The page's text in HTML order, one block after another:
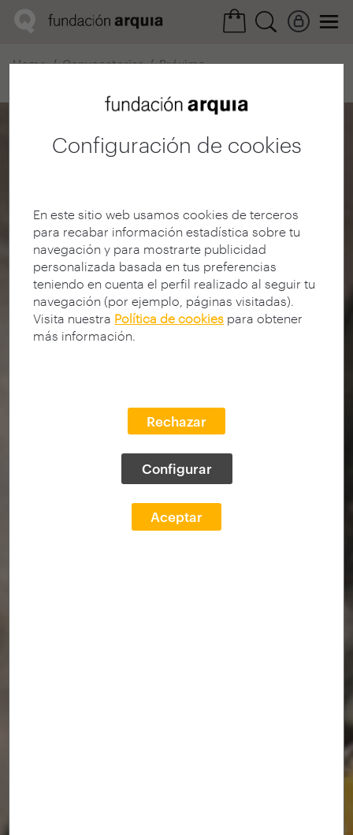
Configuración de cookies
En este sitio web usamos cookies de terceros
para recabar información estadística sobre tu
navegación y para mostrarte publicidad
personalizada basada en tus preferencias
teniendo en cuenta el perfil realizado al seguir tu
navegación (por ejemplo, páginas visitadas).
Visita nuestra Política de cookies para obtener
más información.
Rechazar
Configurar
Aceptar
Home Convocatorias
Próxima